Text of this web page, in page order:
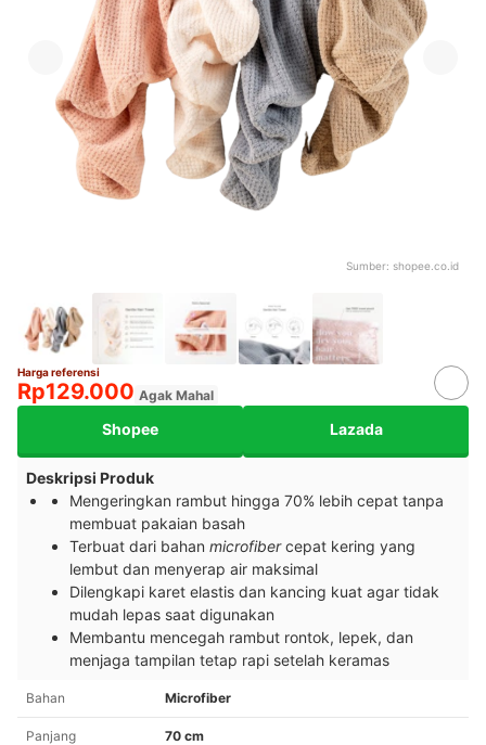
Sumber: shopee.co.id
Harga referensi
Rp129.000 Agak Mahal
Shopee Lazada
Deskripsi Produk
Mengeringkan rambut hingga 70% lebih cepat tanpa
membuat pakaian basah
Terbuat dari bahan microfibercepat kering yang
lembut dan menyerap air maksimal
Dilengkapi karet elastis dan kancing kuat agar tidak
mudah lepas saat digunakan
Membantu mencegah rambut rontok, lepek, dan
menjaga tampilan tetap rapi setelah keramas
Bahan Microfiber
Panjang 70 cm